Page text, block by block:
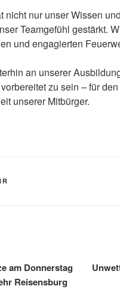
nicht nur unser Wissen
Teamgefühl gestärkt.
und engagierten
an unserer
zu sein – für
unserer Mitbürger.
am Donnerstag
Reisensburg